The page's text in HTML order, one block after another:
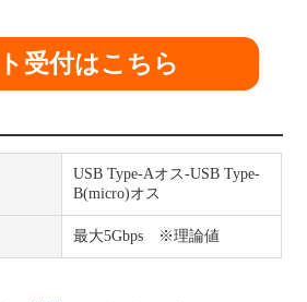
受付はこちら
USB Type-Aオス-USB Type-
B(micro)オス
最大5Gbps ※理論値